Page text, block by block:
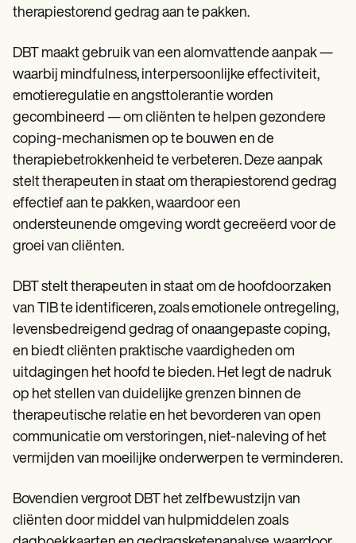
therapiestorend gedrag aan te pakken.
DBT maakt gebruik van een alomvattende aanpak —
waarbij mindfulness, interpersoonlijke effectiviteit,
emotieregulatie en angsttolerantie worden
gecombineerd — om cliënten te helpen gezondere
coping-mechanismen op te bouwen en de
therapiebetrokkenheid te verbeteren. Deze aanpak
stelt therapeuten in staat om therapiestorend gedrag
effectief aan te pakken, waardoor een
ondersteunende omgeving wordt gecreëerd voor de
groei van cliënten.
DBT stelt therapeuten in staat om de hoofdoorzaken
van TIB te identificeren, zoals emotionele ontregeling,
levensbedreigend gedrag of onaangepaste coping,
en biedt cliënten praktische vaardigheden om
uitdagingen het hoofd te bieden. Het legt de nadruk
op het stellen van duidelijke grenzen binnen de
therapeutische relatie en het bevorderen van open
communicatie om verstoringen, niet-naleving of het
vermijden van moeilijke onderwerpen te verminderen.
Bovendien vergroot DBT het zelfbewustzijn van
cliënten door middel van hulpmiddelen zoals